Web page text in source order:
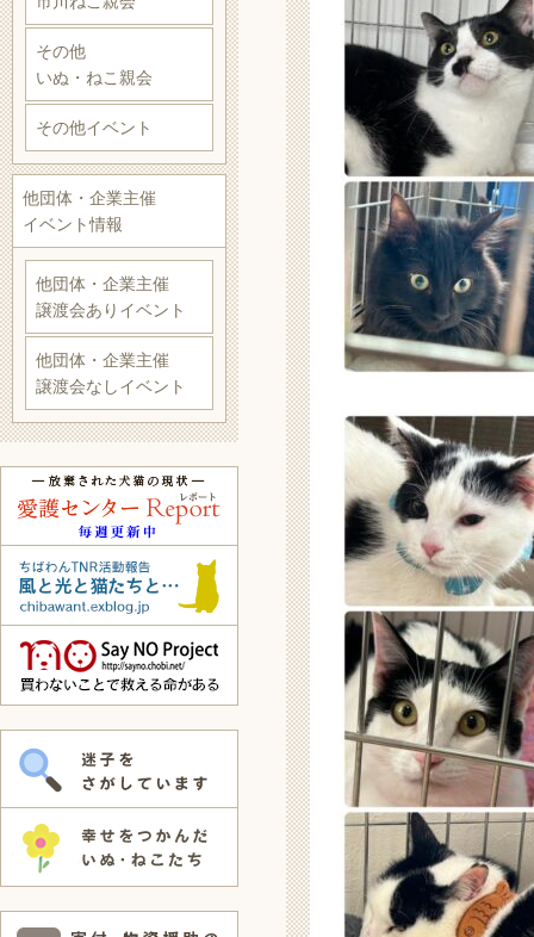
その他
いぬ・ねこ親会
その他イベント
他団体・企業主催
イベント情報
他団体・企業主催
譲渡会ありイベント
他団体・企業主催
譲渡会なしイベント